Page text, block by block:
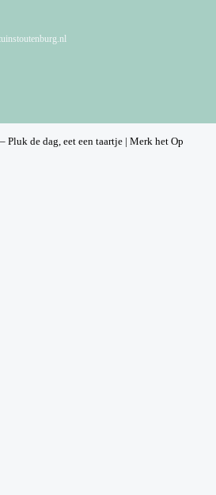
de dag, eet een taartje | Merk het Op